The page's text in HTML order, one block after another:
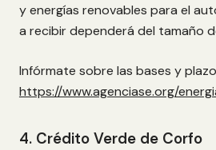
y energías renovables para el
a recibir dependerá del tamaño
Infórmate sobre las bases y
https://www.agenciase.org/
4. Crédito Verde de Corfo